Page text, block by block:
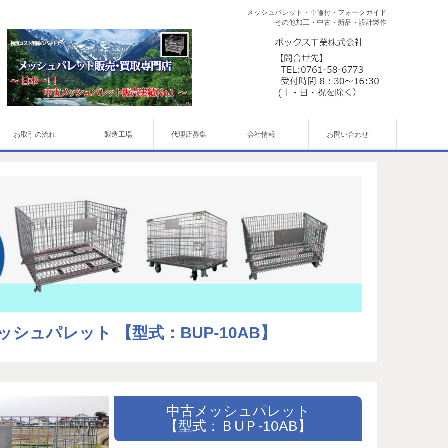
メッシュパレット・車輪付・フォークガイド
その他加工・中古・新品・設計製作
お取引の流れ 製造工場 代理店募集 会社情報 お問い合わせ
シュパレット 【型式：BUP-10AB】
中古メッシュパレット
【型式：ＢUＰ-10AB】